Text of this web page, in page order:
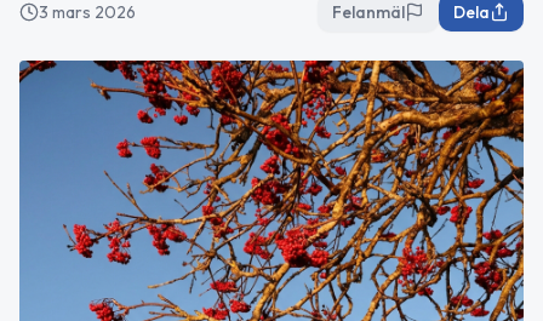
3 mars 2026 Felanmäl Dela